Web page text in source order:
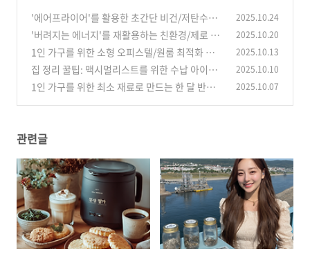
'에어프라이어'를 활용한 초간단 비건/저탄수화
물 베이킹 레시피
(0)
2025.10.24
'버려지는 에너지'를 재활용하는 친환경/제로 웨
이스트 생활 꿀팁 모음
(0)
2025.10.20
1인 가구를 위한 소형 오피스텔/원룸 최적화 수납
및 공간 활용 DIY 아이디어
(0)
2025.10.13
집 정리 꿀팁: 맥시멀리스트를 위한 수납 아이디
어 A to Z (0)
2025.10.10
1인 가구를 위한 최소 재료로 만드는 한 달 반찬
2025.10.07
관련글